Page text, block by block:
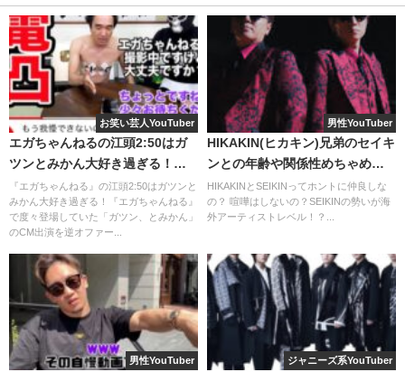
したいですね。
それでは、スノチューブでのメンバーの食べたいもの当て
企画についてそれぞれ詳しく見ていきましょう。
お笑い芸人YouTuber
エガちゃんねるの江頭2:50はガ
ツンとみかん大好き過ぎる！つ
いにCMも！
『エガちゃんねる』の江頭2:50はガツンと
みかん大好き過ぎる！『エガちゃんねる』
で度々登場していた「ガツン、とみかん」
のCM出演を逆オファー...
男性YouTuber
HIKAKIN(ヒカキン)兄弟のセイキ
ンとの年齢や関係性めちゃめち
ゃ仲良しエピソード！
HIKAKINとSEIKINってホントに仲良しな
の？ 喧嘩はしないの？SEIKINの勢いが海
外アーティストレベル！？...
男性YouTuber ジャニーズ系YouTuber